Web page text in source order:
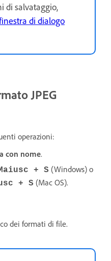
di salvataggio,
di dialogo
JPEG
operazioni:
con nome.
+ S (Windows) o
+ S (Mac OS).
dei formati di file.